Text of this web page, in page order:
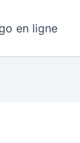
en ligne